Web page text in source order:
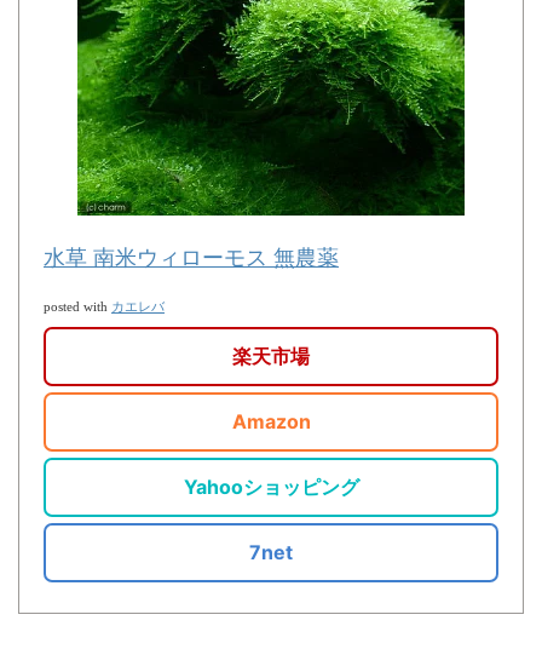
水草 南米ウィローモス 無農薬
posted with カエレバ
楽天市場
Amazon
Yahooショッピング
7net